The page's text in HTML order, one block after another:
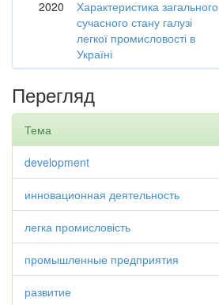
2020
Характеристика загального
сучасного стану галузі
легкої промисловості в
Україні
Перегляд
Тема
development
инновационная деятельность
легка промисловість
промышленные предприятия
развитие